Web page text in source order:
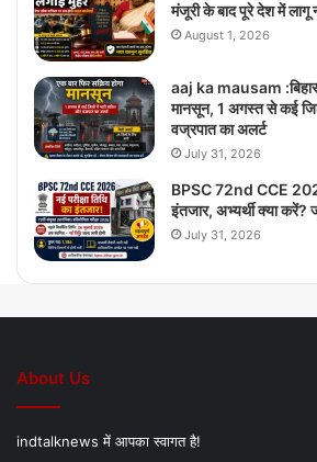
मंजूरी के बाद पूरे देश में लागू
August 1, 2026
aaj ka mausam :बिहार
मानसून, 1 अगस्त से कई
वज्रपात का अलर्ट
July 31, 2026
BPSC 72nd CCE
इंतजार, अभ्यर्थी क्या करें?
July 31, 2026
About Us
indtalknews में आपका स्वागत है!